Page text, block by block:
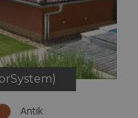
Antik